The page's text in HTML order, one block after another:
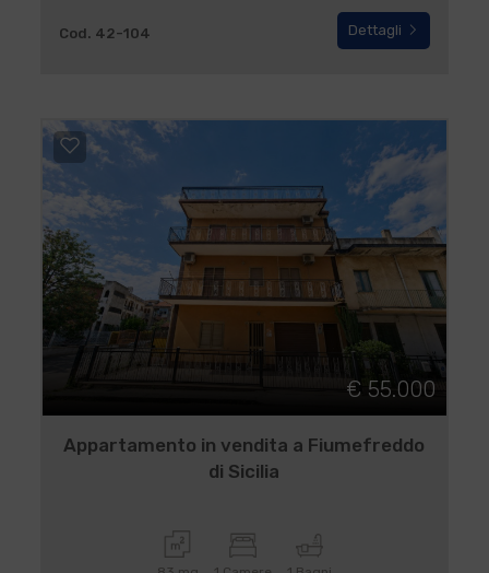
Cod. 42-104 Dettagli
€ 55.000
Appartamento in vendita a Fiumefreddo
di Sicilia